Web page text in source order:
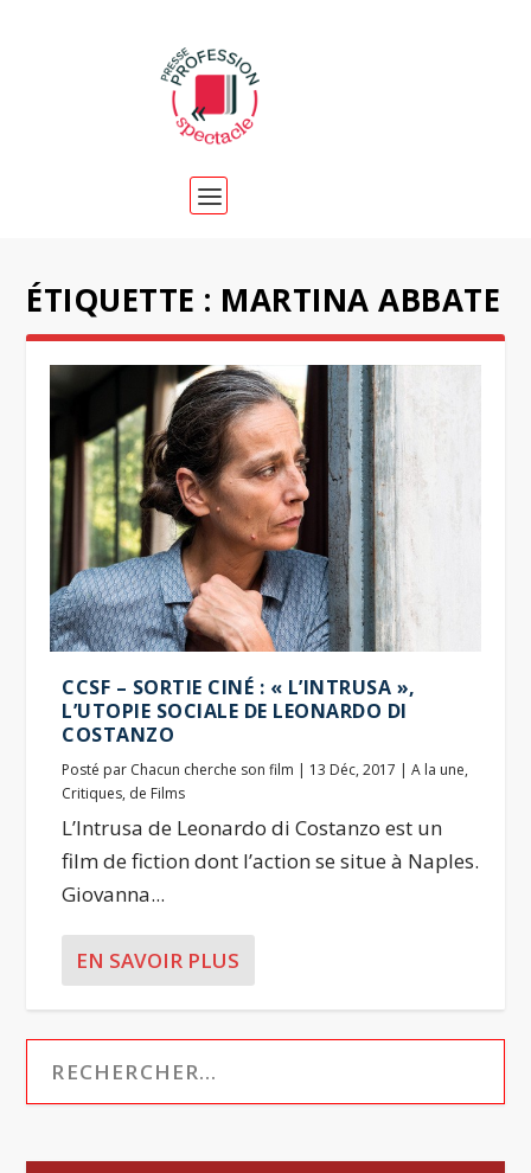
ÉTIQUETTE : MARTINA ABBATE
CCSF – SORTIE CINÉ : « L’INTRUSA »,
L’UTOPIE SOCIALE DE LEONARDO DI
COSTANZO
Posté par Chacun cherche son film | 13 Déc, 2017 |A la une,
Critiques, de Films
L’Intrusa de Leonardo di Costanzo est un
film de fiction dont l’action se situe à Naples.
Giovanna...
EN SAVOIR PLUS